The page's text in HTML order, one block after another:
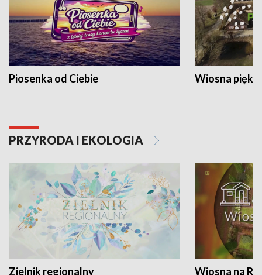
Piosenka od Ciebie Wiosna
PRZYRODA I EKOLOGIA
Zielnik regionalny Wiosna na